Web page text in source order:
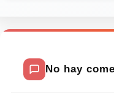
No hay